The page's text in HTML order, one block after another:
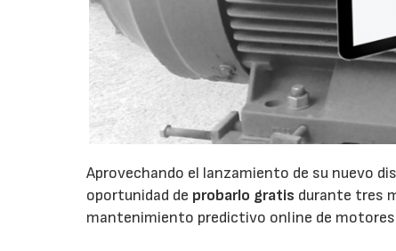
Aprovechando el lanzamiento de su nuevo
oportunidad de probarlo gratis durante tres
mantenimiento predictivo online de